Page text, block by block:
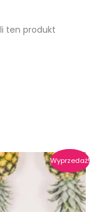
ten produkt
Wyprzedaż!